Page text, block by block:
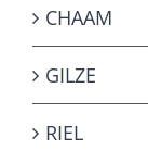
CHAAM
GILZE
RIEL